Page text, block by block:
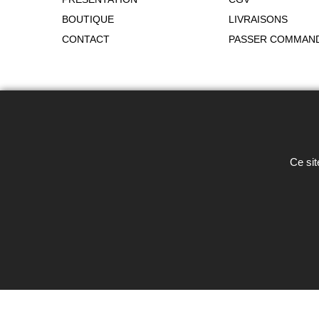
BOUTIQUE
CONTACT
LIVRAISONS
PASSER
Ce